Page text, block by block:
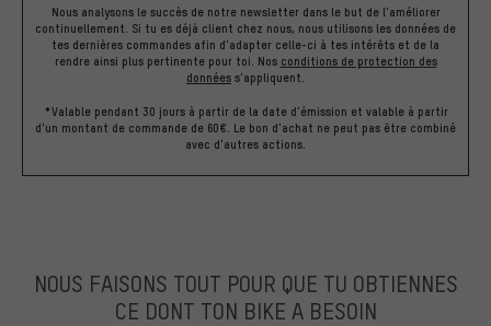
Nous analysons le succès de notre newsletter dans le but de l'améliorer
continuellement. Si tu es déjà client chez nous, nous utilisons les données de
tes dernières commandes afin d'adapter celle-ci à tes intérêts et de la
rendre ainsi plus pertinente pour toi. Nos conditions de protection des
données s'appliquent.
*Valable pendant 30 jours à partir de la date d'émission et valable à partir
d'un montant de commande de 60€. Le bon d'achat ne peut pas être combiné
avec d'autres actions.
NOUS FAISONS TOUT POUR QUE TU OBTIENNES
CE DONT TON BIKE A BESOIN